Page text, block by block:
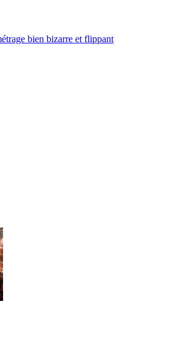
bien bizarre et flippant